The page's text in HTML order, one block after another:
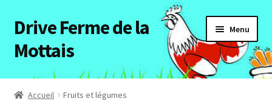
Aller
à
la
navigation
Aller
au
contenu
Drive Ferme de la
Mottais
Menu
Accueil
Accueil Fruits et légumes